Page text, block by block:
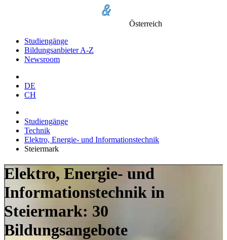
Österreich
Studiengänge
Bildungsanbieter A-Z
Newsroom
DE
CH
Studiengänge
Technik
Elektro, Energie- und Informationstechnik
Steiermark
Elektro, Energie- und
Informationstechnik in
Steiermark: 30
Bildungsangebote